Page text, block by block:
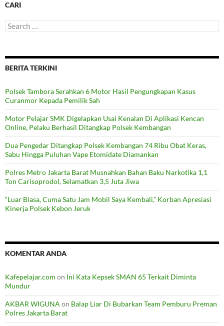
CARI
Search
for:
BERITA TERKINI
Polsek Tambora Serahkan 6 Motor Hasil Pengungkapan Kasus
Curanmor Kepada Pemilik Sah
Motor Pelajar SMK Digelapkan Usai Kenalan Di Aplikasi Kencan
Online, Pelaku Berhasil Ditangkap Polsek Kembangan
Dua Pengedar Ditangkap Polsek Kembangan 74 Ribu Obat Keras,
Sabu Hingga Puluhan Vape Etomidate Diamankan
Polres Metro Jakarta Barat Musnahkan Bahan Baku Narkotika 1,1
Ton Carisoprodol, Selamatkan 3,5 Juta Jiwa
“Luar Biasa, Cuma Satu Jam Mobil Saya Kembali,” Korban Apresiasi
Kinerja Polsek Kebon Jeruk
KOMENTAR ANDA
Kafepelajar.com on Ini Kata Kepsek SMAN 65 Terkait Diminta
Mundur
AKBAR WIGUNA on Balap Liar Di Bubarkan Team Pemburu Preman
Polres Jakarta Barat